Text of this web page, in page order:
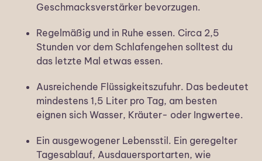
Geschmacksverstärker bevorzugen.
Regelmäßig und in Ruhe essen. Circa 2,5
Stunden vor dem Schlafengehen solltest du
das letzte Mal etwas essen.
Ausreichende Flüssigkeitszufuhr. Das bedeutet
mindestens 1,5 Liter pro Tag, am besten
eignen sich Wasser, Kräuter- oder Ingwertee.
Ein ausgewogener Lebensstil. Ein geregelter
Tagesablauf, Ausdauersportarten, wie